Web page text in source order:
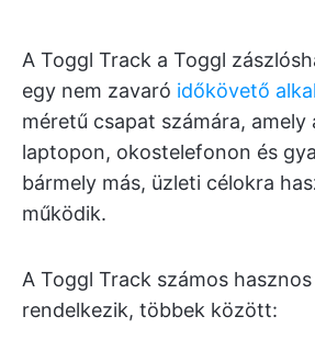
A Toggl Track a Toggl
egy nem zavaró időkövető
méretű csapat számára, amely
laptopon, okostelefonon és
bármely más, üzleti célokra
működik.
A Toggl Track számos
rendelkezik, többek között: